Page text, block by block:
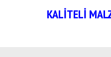
KALİTELİ